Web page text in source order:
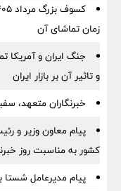
زمان تماشای آن
و تاثیر آن بر بازار ایران
خبرنگاران متعهد،
پیام معاون وزیر و
کشور به مناسبت روز
پیام مدیرعامل شستا